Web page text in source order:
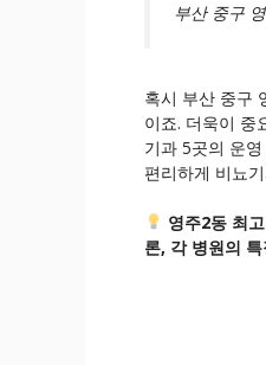
부산 중구
혹시 부산 중구
이죠. 더욱이 중
기과 5곳의 운
편리하게 비뇨
영주2동 최
론, 각 병원의